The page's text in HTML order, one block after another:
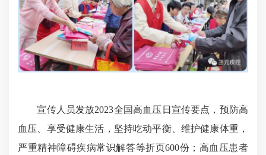
宣传人员发放2023全国高血压日宣传要点，预防高
血压、享受健康生活，坚持吃动平衡、维护健康体重，
严重精神障碍疾病常识解答等折页600份；高血压患者